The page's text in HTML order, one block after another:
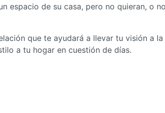
espacio de su casa, pero no quieran, o no
que te ayudará a llevar tu visión a la
a tu hogar en cuestión de días.